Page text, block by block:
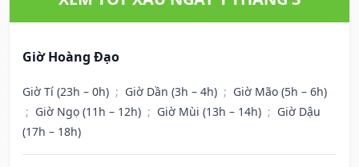
Giờ Hoàng Đạo
Giờ Tí (23h – 0h) ; Giờ Dần (3h – 4h) ; Giờ Mão (5h – 6h)
; Giờ Ngọ (11h – 12h) ; Giờ Mùi (13h – 14h) ; Giờ Dậu
(17h – 18h)